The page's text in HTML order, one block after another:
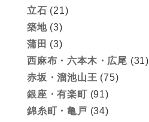
立石 (21)
築地(3)
蒲田 (3)
西麻布・六本木・広尾 (31)
赤坂・溜池山王 (75)
銀座・有楽町 (91)
錦糸町・亀戸 (34)